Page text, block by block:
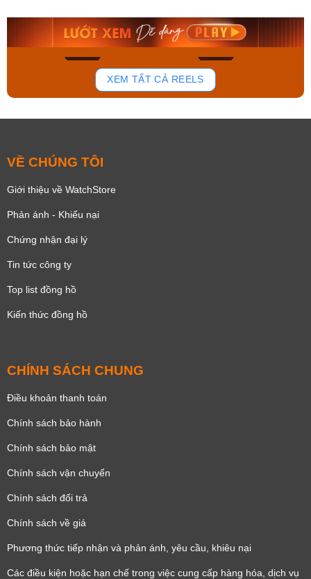
136
Mua ngay Mua ngay
XEM TẤT CẢ REELS
VỀ CHÚNG TÔI
Giới thiệu về WatchStore
Phản ánh - Khiếu nại
Chứng nhận đại lý
Tin tức công ty
Top list đồng hồ
Kiến thức đồng hồ
CHÍNH SÁCH CHUNG
Điều khoản thanh toán
Chính sách bảo hành
Chính sách bảo mật
Chính sách vận chuyển
Chính sách đổi trả
Chính sách về giá
Phương thức tiếp nhận và phản ánh, yêu cầu, khiêu nại
Các điều kiện hoặc hạn chế trong việc cung cấp hàng hóa, dịch vụ